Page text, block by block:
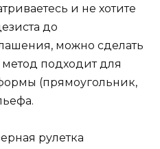
и не хотите
до
можно сделать
подходит для
(прямоугольник,
рулетка